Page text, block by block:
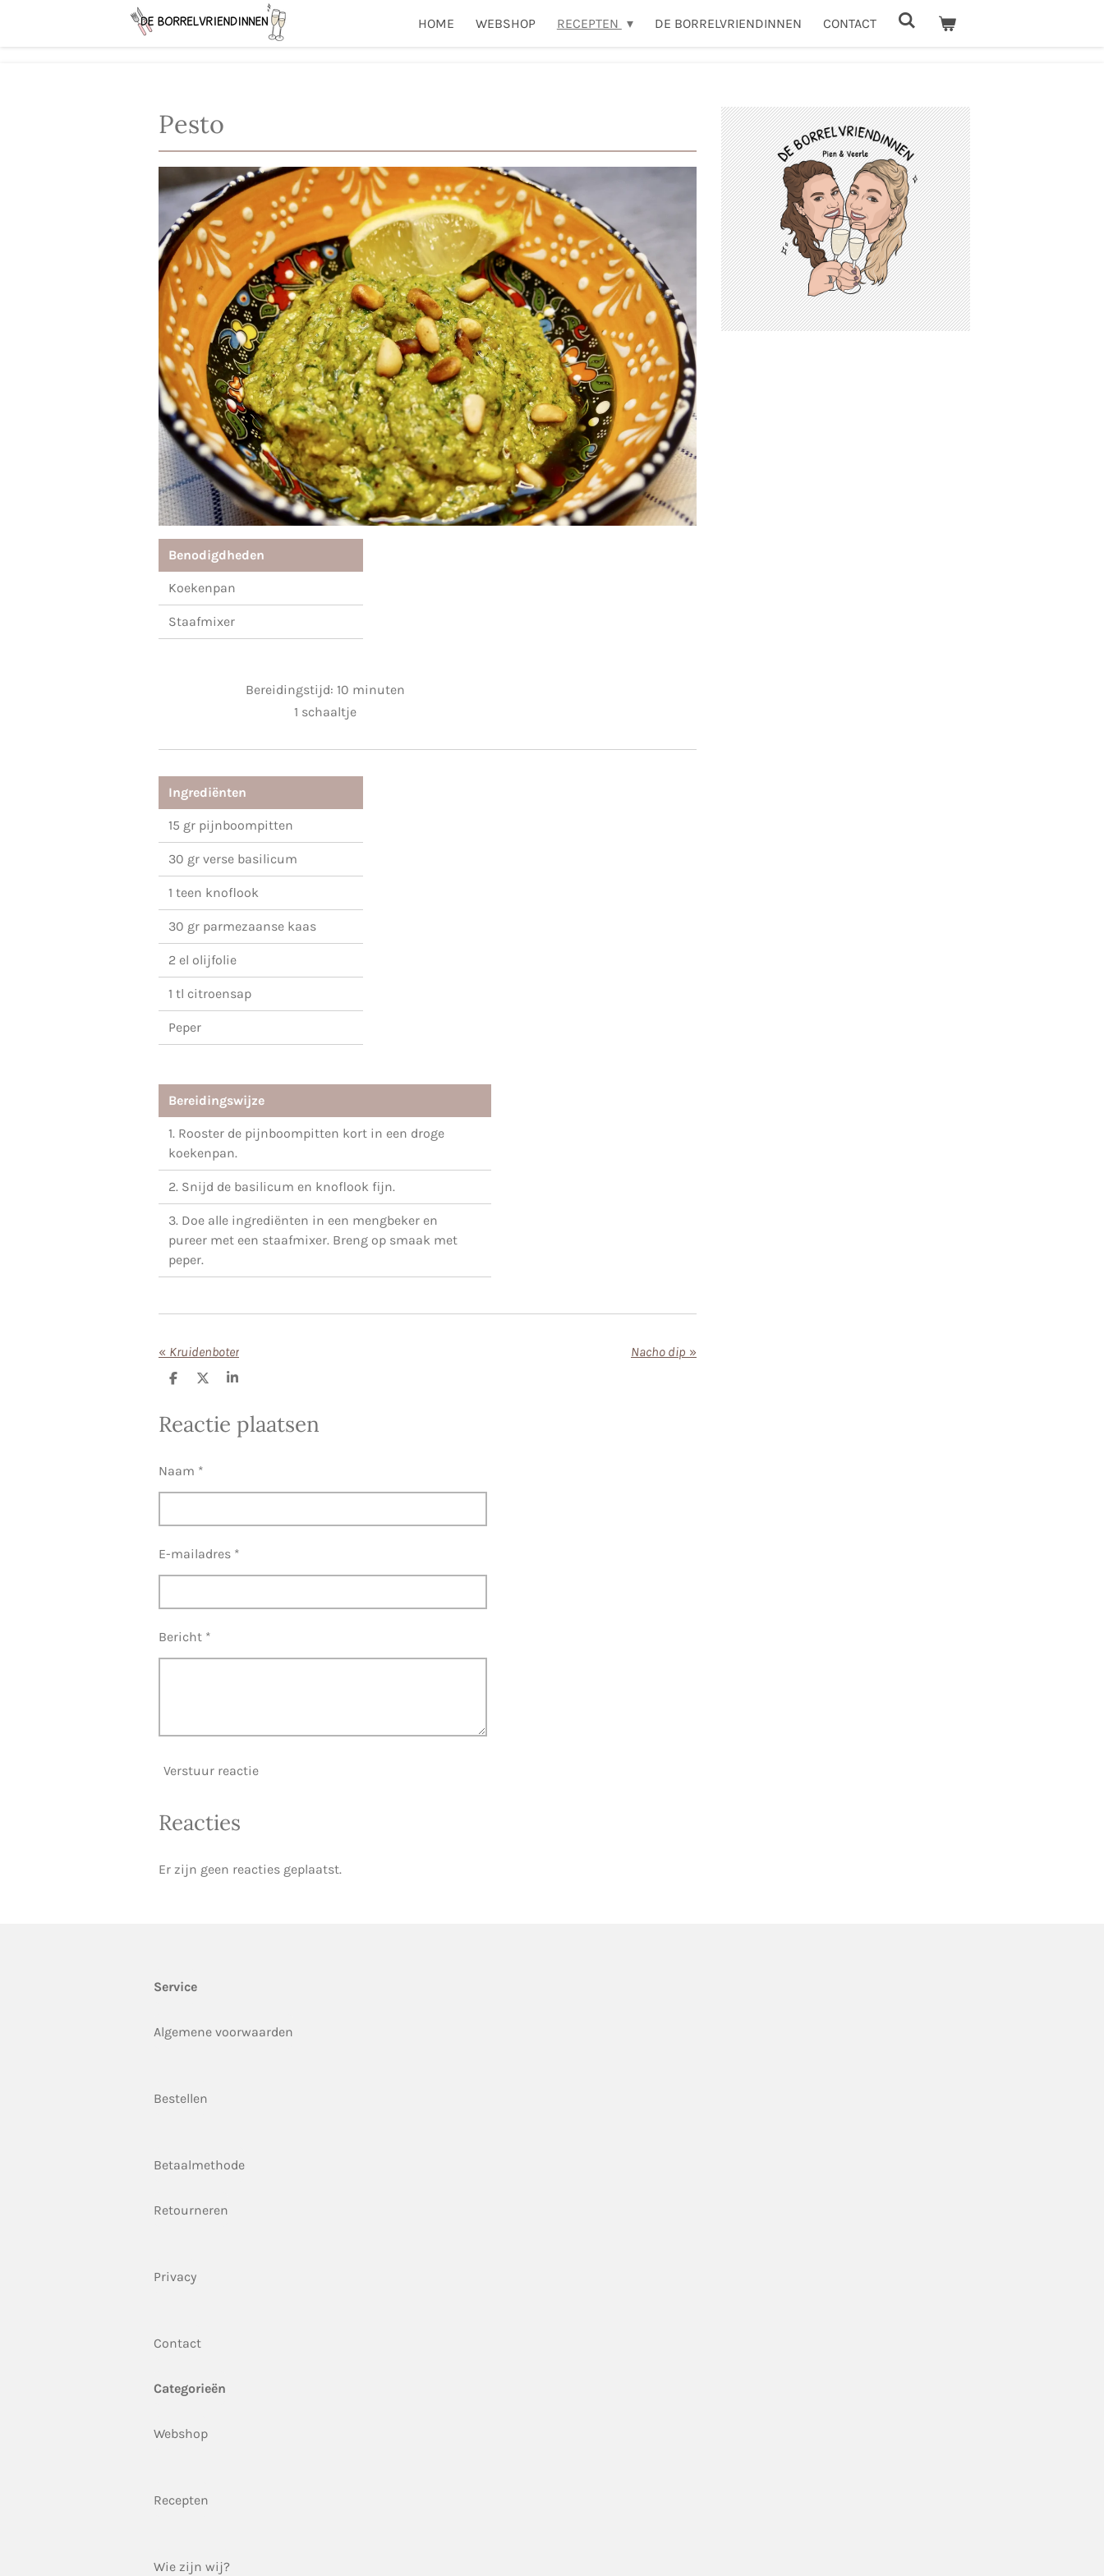
HOME WEBSHOP RECEPTEN DE BORRELVRIENDINNEN CONTACT
Pesto
Benodigdheden
Koekenpan
Staafmixer
Bereidingstijd: 10 minuten
1 schaaltje
Ingrediënten
15 gr pijnboompitten
30 gr verse basilicum
1 teen knoflook
30 gr parmezaanse kaas
2 el olijfolie
1 tl citroensap
Peper
Bereidingswijze
1. Rooster de pijnboompitten kort in een droge
koekenpan.
2. Snijd de basilicum en knoflook fijn.
3. Doe alle ingrediënten in een mengbeker en
pureer met een staafmixer. Breng op smaak met
peper.
« Kruidenboter Nacho dip »
D
e
n
D
l
S
Reactie plaatsen
Naam *
E-mailadres *
Bericht *
Verstuur reactie
Reacties
Er zijn geen reacties geplaatst.
Service
Algemene voorwaarden
Bestellen
Betaalmethode
Retourneren
Privacy
Contact
Categorieën
Webshop
Recepten
Wie zijn wij?